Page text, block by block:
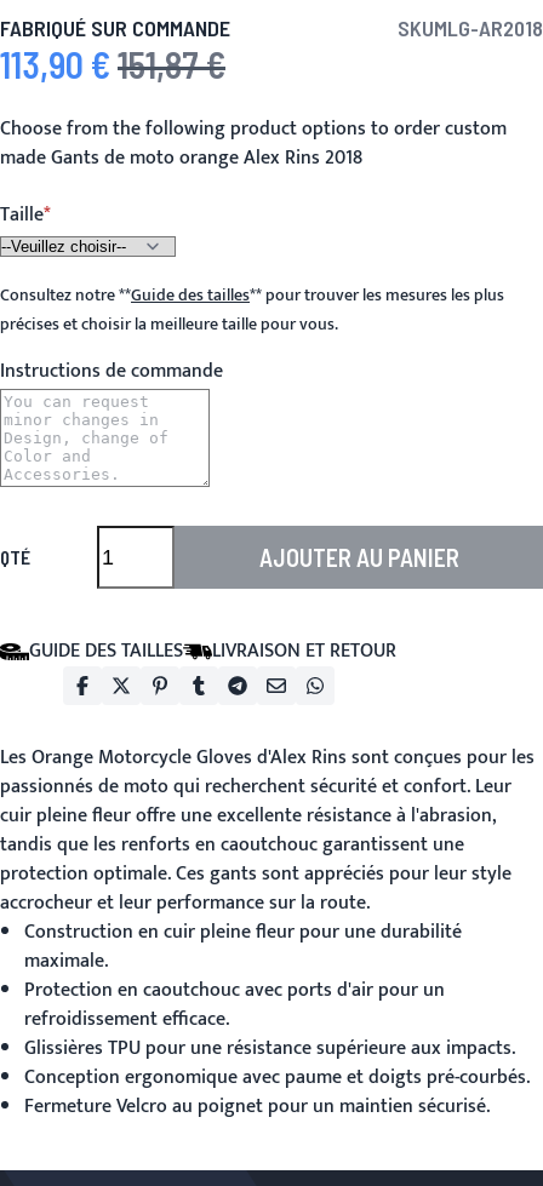
FABRIQUÉ SUR COMMANDE SKUMLG-AR2018
Prix spécial
113,90 € Prix normal
151,87 €
Choose from the following product options to order custom
made Gants de moto orange Alex Rins 2018
Taille
Consultez notre**Guide des tailles**pour trouver les mesures les plus
précises et choisir la meilleure taille pour vous.
Instructions de commande
QTÉ AJOUTER AU PANIER
GUIDE DES TAILLES LIVRAISON ET RETOUR
LesOrange Motorcycle Glovesd'Alex Rins sont conçues pour les
passionnés de moto qui recherchent sécurité et confort. Leur
cuir pleine fleur offre une excellente résistance à l'abrasion,
tandis que les renforts en caoutchouc garantissent une
protection optimale. Ces gants sont appréciés pour leur style
accrocheur et leur performance sur la route.
Construction en cuir pleine fleur pour une durabilité
maximale.
Protection en caoutchouc avec ports d'air pour un
refroidissement efficace.
Glissières TPU pour une résistance supérieure aux impacts.
Conception ergonomique avec paume et doigts pré-courbés.
Fermeture Velcro au poignet pour un maintien sécurisé.